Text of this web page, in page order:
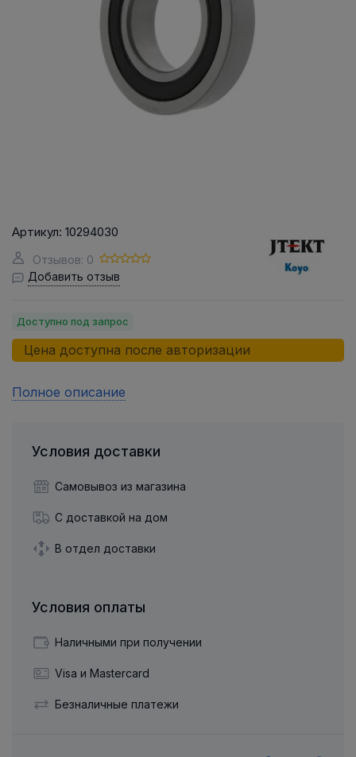
Артикул: 10294030
Отзывов: 0
Добавить отзыв
Доступно под запрос
Цена доступна после авторизации
Полное описание
Условия доставки
Самовывоз из магазина
С доставкой на дом
В отдел доставки
Условия оплаты
Наличными при получении
Visa и Mastercard
Безналичные платежи